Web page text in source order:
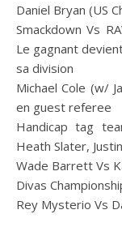
Daniel Bryan (US
Smackdown Vs
Le gagnant
sa division
Michael Cole (w/
en guest referee
Handicap tag
Heath Slater,
Wade Barrett Vs
Divas
Rey Mysterio Vs